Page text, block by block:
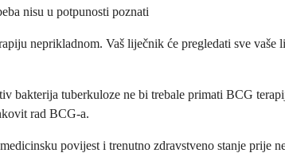
nisu u potpunosti poznati
neprikladnom. Vaš liječnik će pregledati sve
bakterija tuberkuloze ne bi trebale primati BCG
rad BCG-a.
povijest i trenutno zdravstveno stanje